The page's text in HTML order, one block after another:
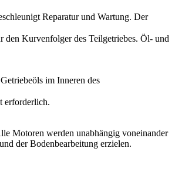
Reparatur und Wartung. Der
Kurvenfolger des Teilgetriebes. Öl- und
im Inneren des
erforderlich.
Motoren werden unabhängig voneinander
der Bodenbearbeitung erzielen.